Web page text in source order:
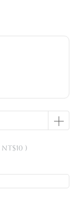
NT$10 )